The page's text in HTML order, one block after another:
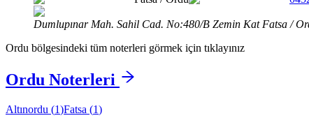
Dumlupınar Mah. Sahil Cad. No:480/B Zemin Kat Fatsa /
Ordu bölgesindeki tüm noterleri görmek için tıklayınız
Ordu Noterleri
Altınordu (1)Fatsa (1)